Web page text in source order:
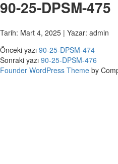
90-25-DPSM-475
Tarih: Mart 4, 2025 | Yazar: admin
Önceki yazı 90-25-DPSM-474
Sonraki yazı 90-25-DPSM-476
Founder WordPress Theme by